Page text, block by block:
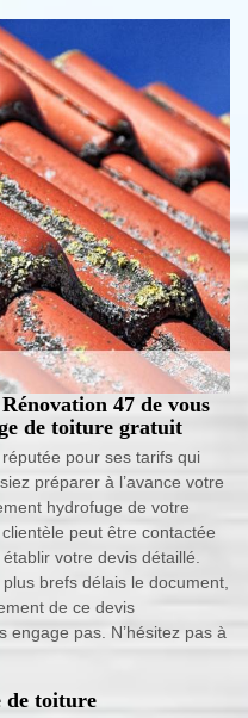
47 de vous
de toiture gratuit
pour ses tarifs qui
préparer à l’avance votre
hydrofuge de votre
peut être contactée
votre devis détaillé.
brefs délais le document,
de ce devis
engage pas. N’hésitez pas à
de toiture